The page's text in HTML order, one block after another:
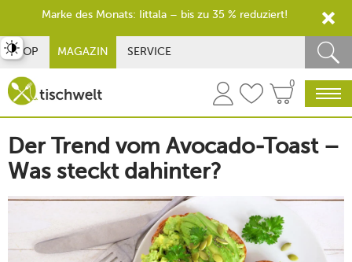
SHOP MAGAZIN SERVICE
0
Der Trend vom Avocado-Toast –
Was steckt dahinter?
umschalten
Marke des Monats: Iittala – bis zu 35 % reduziert!